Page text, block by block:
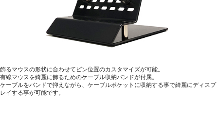
飾るマウスの形状に合わせてピン位置のカスタマイズが可能。
有線マウスを綺麗に飾るためのケーブル収納バンドが付属。
ケーブルをバンドで抑えながら、ケーブルポケットに収納する事で綺麗にディスプ
レイする事が可能です。